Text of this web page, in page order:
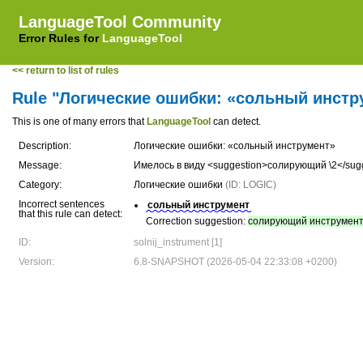
LanguageTool Community
Error Rules for LanguageTool
<< return to list of rules
Rule "Логические ошибки: «сольный
This is one of many errors that LanguageTool can detect.
Description:
Логические ошибки: «сольный инструмент»
Message:
Имелось в виду <suggestion>солирующий \2</
Category:
Логические ошибки (ID: LOGIC)
Incorrect sentences
that this rule can detect:
сольный инструмент
Correction suggestion: солирующий инструмент
ID:
solnij_instrument [1]
Version:
6.8-SNAPSHOT (2026-05-04 22:33:08 +0200)